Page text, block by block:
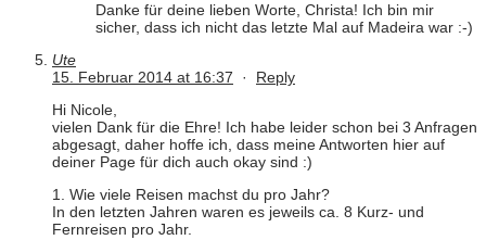
Danke für deine lieben Worte, Christa! Ich bin mir
sicher, dass ich nicht das letzte Mal auf Madeira war :-)
Ute
15. Februar 2014 at 16:37 · Reply
Hi Nicole,
vielen Dank für die Ehre! Ich habe leider schon bei 3 Anfragen
abgesagt, daher hoffe ich, dass meine Antworten hier auf
deiner Page für dich auch okay sind :)
1. Wie viele Reisen machst du pro Jahr?
In den letzten Jahren waren es jeweils ca. 8 Kurz- und
Fernreisen pro Jahr.